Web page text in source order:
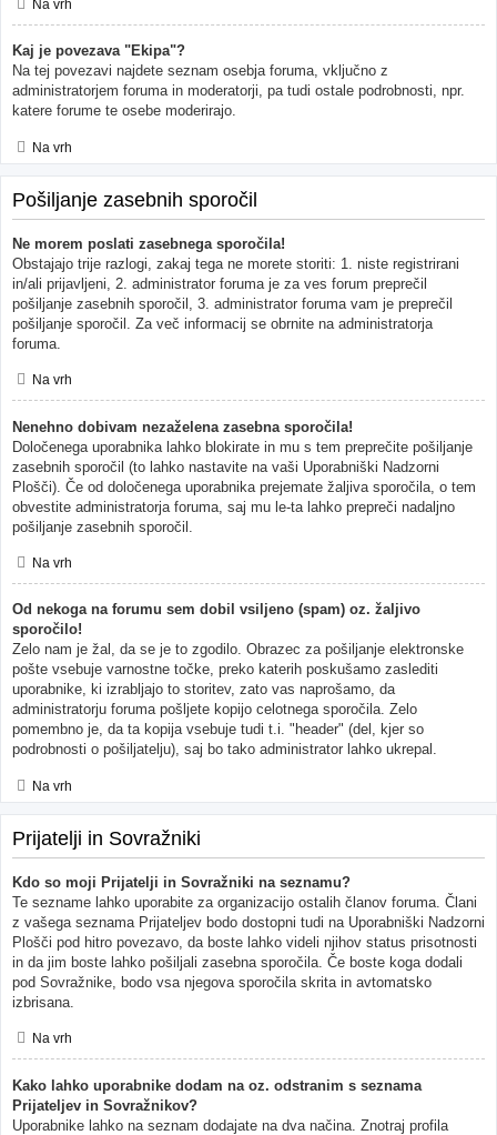
Na vrh
Kaj je povezava "Ekipa"?
Na tej povezavi najdete seznam osebja foruma, vključno z
administratorjem foruma in moderatorji, pa tudi ostale podrobnosti, npr.
katere forume te osebe moderirajo.
Na vrh
Pošiljanje zasebnih sporočil
Ne morem poslati zasebnega sporočila!
Obstajajo trije razlogi, zakaj tega ne morete storiti: 1. niste registrirani
in/ali prijavljeni, 2. administrator foruma je za ves forum preprečil
pošiljanje zasebnih sporočil, 3. administrator foruma vam je preprečil
pošiljanje sporočil. Za več informacij se obrnite na administratorja
foruma.
Na vrh
Nenehno dobivam nezaželena zasebna sporočila!
Določenega uporabnika lahko blokirate in mu s tem preprečite pošiljanje
zasebnih sporočil (to lahko nastavite na vaši Uporabniški Nadzorni
Plošči). Če od določenega uporabnika prejemate žaljiva sporočila, o tem
obvestite administratorja foruma, saj mu le-ta lahko prepreči nadaljno
pošiljanje zasebnih sporočil.
Na vrh
Od nekoga na forumu sem dobil vsiljeno (spam) oz. žaljivo
sporočilo!
Zelo nam je žal, da se je to zgodilo. Obrazec za pošiljanje elektronske
pošte vsebuje varnostne točke, preko katerih poskušamo zaslediti
uporabnike, ki izrabljajo to storitev, zato vas naprošamo, da
administratorju foruma pošljete kopijo celotnega sporočila. Zelo
pomembno je, da ta kopija vsebuje tudi t.i. "header" (del, kjer so
podrobnosti o pošiljatelju), saj bo tako administrator lahko ukrepal.
Na vrh
Prijatelji in Sovražniki
Kdo so moji Prijatelji in Sovražniki na seznamu?
Te sezname lahko uporabite za organizacijo ostalih članov foruma. Člani
z vašega seznama Prijateljev bodo dostopni tudi na Uporabniški Nadzorni
Plošči pod hitro povezavo, da boste lahko videli njihov status prisotnosti
in da jim boste lahko pošiljali zasebna sporočila. Če boste koga dodali
pod Sovražnike, bodo vsa njegova sporočila skrita in avtomatsko
izbrisana.
Na vrh
Kako lahko uporabnike dodam na oz. odstranim s seznama
Prijateljev in Sovražnikov?
Uporabnike lahko na seznam dodajate na dva načina. Znotraj profila